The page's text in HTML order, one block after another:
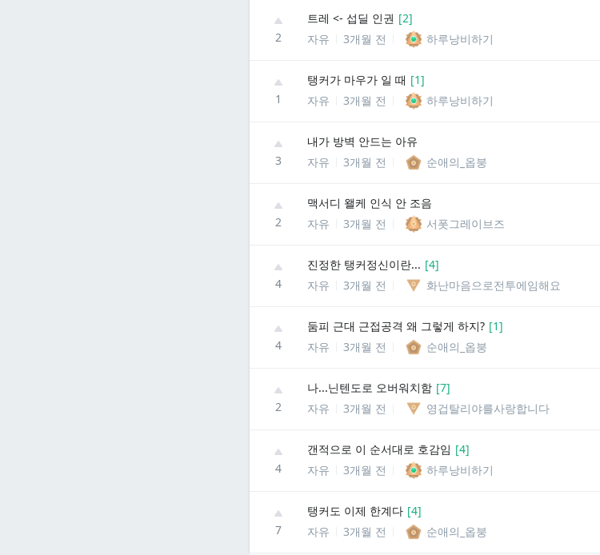
2
트레 <- 섭딜 인권 [2]
자유
3개월 전 하루낭비하기
1
탱커가 마우가 일 때 [1]
자유
3개월 전 하루낭비하기
3
내가 방벽 안드는 아유
자유
3개월 전 순애의_옵붕
2
맥서디 왤케 인식 안 조음
자유
3개월 전 서폿그레이브즈
4
진정한 탱커정신이란... [4]
자유
3개월 전 화난마음으로전투에임해요
4
둠피 근대 근접공격 왜 그렇게 하지? [1]
자유
3개월 전 순애의_옵붕
2
나...닌텐도로 오버워치함 [7]
자유
3개월 전 영겁탈리야를사랑합니다
4
갠적으로 이 순서대로 호감임 [4]
자유
3개월 전 하루낭비하기
7
탱커도 이제 한계다 [4]
자유
3개월 전 순애의_옵붕